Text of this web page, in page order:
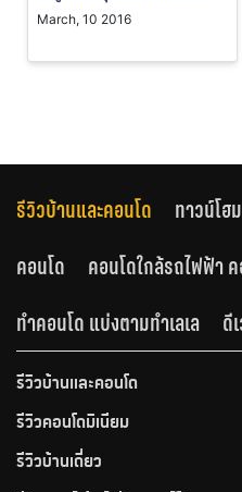
March, 10 2016
รีวิวบ้านและคอนโด ทาวน์โฮม
คอนโด
คอนโดใกล้รถไฟฟ้า
ทำคอนโด แบ่งตามทำเลเล
ดี
รีวิวบ้านและคอนโด
รีวิวคอนโดมิเนียม
รีวิวบ้านเดี่ยว